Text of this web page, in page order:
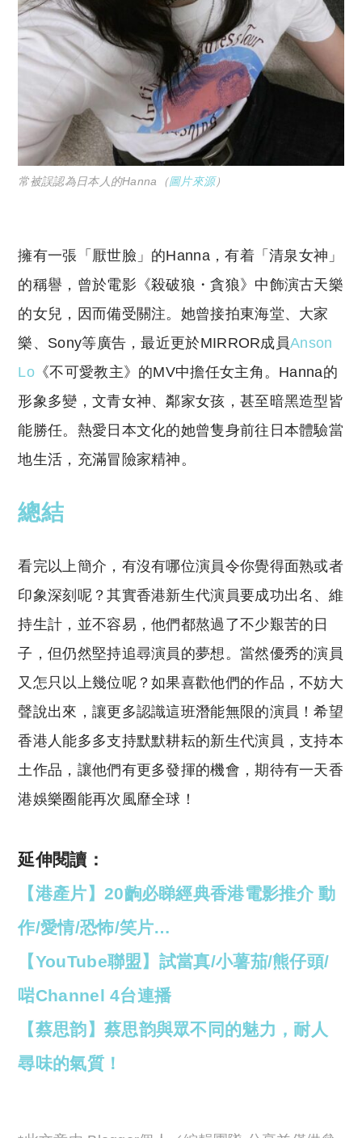
常被誤認為日本人的Hanna（圖片來源）
擁有一張「厭世臉」的Hanna，有着「清泉女神」
的稱譽，曾於電影《殺破狼・貪狼》中飾演古天樂
的女兒，因而備受關注。她曾接拍東海堂、大家
樂、Sony等廣告，最近更於MIRROR成員Anson
Lo 《不可愛教主》的MV中擔任女主角。Hanna的
形象多變，文青女神、鄰家女孩，甚至暗黑造型皆
能勝任。熱愛日本文化的她曾隻身前往日本體驗當
地生活，充滿冒險家精神。
總結
看完以上簡介，有沒有哪位演員令你覺得面熟或者
印象深刻呢？其實香港新生代演員要成功出名、維
持生計，並不容易，他們都熬過了不少艱苦的日
子，但仍然堅持追尋演員的夢想。當然優秀的演員
又怎只以上幾位呢？如果喜歡他們的作品，不妨大
聲說出來，讓更多認識這班潛能無限的演員！希望
香港人能多多支持默默耕耘的新生代演員，支持本
土作品，讓他們有更多發揮的機會，期待有一天香
港娛樂圈能再次風靡全球！
延伸閱讀：
【港產片】20齣必睇經典香港電影推介 動
作/愛情/恐怖/笑片…
【YouTube聯盟】試當真/小薯茄/熊仔頭/
啱Channel 4台連播
【蔡思韵】蔡思韵與眾不同的魅力，耐人
尋味的氣質！